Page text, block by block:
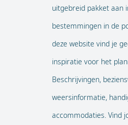
uitgebreid pakket aan
bestemmingen in de
deze website vind je
inspiratie voor het
Beschrijvingen,
weersinformatie,
accommodaties. Vind